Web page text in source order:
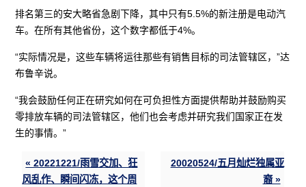
排名第三的安大略省急剧下降，其中只有5.5%的新注册是电动汽
车。在所有其他省份，这个数字都低于4%。
“实际情况是，这些车辆将运往那些有销售目标的司法管辖区，”达
布鲁辛说。
“我会鼓励任何正在研究如何在可负担性方面提供帮助并鼓励购买
零排放车辆的司法管辖区，他们也会考虑并研究我们国家正在发
生的事情。”
« 20221221/雨雪交加、狂
风乱作、瞬间闪冻，这个周
20020524/五月灿烂独属亚
裔 »